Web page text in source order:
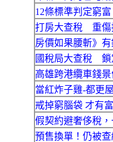
12條標準判定窮
打房大查稅 重傷
房價如果腰斬》
國稅局大查稅 鎖
高雄跨港纜車錢
當紅炸子雞-都更屋
戒掉窮腦袋 才有
假契約避奢侈稅
預售換單！仍被